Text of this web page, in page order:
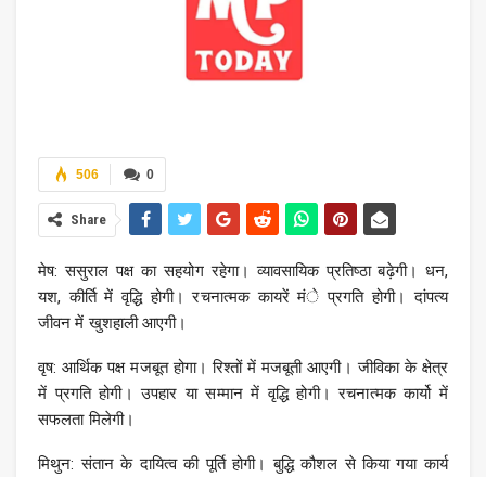
0
506
Share
मेष: ससुराल पक्ष का सहयोग रहेगा। व्यावसायिक प्रतिष्ठा बढ़ेगी। धन,
यश, कीर्ति में वृद्धि होगी। रचनात्मक कायरें मंे प्रगति होगी। दांपत्य
जीवन में खुशहाली आएगी।
वृष: आर्थिक पक्ष मजबूत होगा। रिश्तों में मजबूती आएगी। जीविका के क्षेत्र
में प्रगति होगी। उपहार या सम्मान में वृद्धि होगी। रचनात्मक कार्यो में
सफलता मिलेगी।
मिथुन: संतान के दायित्व की पूर्ति होगी। बुद्धि कौशल से किया गया कार्य